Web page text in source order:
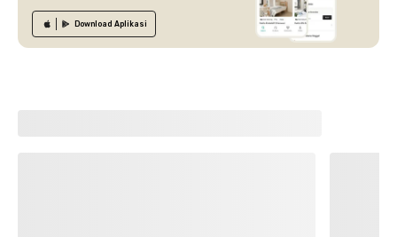
Download Aplikasi